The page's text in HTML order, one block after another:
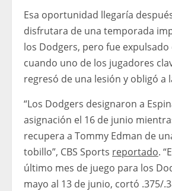
Esa oportunidad llegaría
disfrutara de una temporada
los Dodgers, pero fue
cuando uno de los jugadores
regresó de una lesión y obligó a
“Los Dodgers designaron a
asignación el 16 de junio
recupera a Tommy Edman de
tobillo”, CBS Sports reportado.
último mes de juego para los
mayo al 13 de junio, cortó .375/